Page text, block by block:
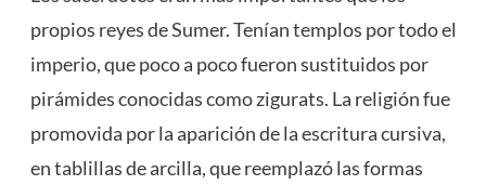
propios reyes de Sumer. Tenían templos por todo el
imperio, que poco a poco fueron sustituidos por
pirámides conocidas como zigurats. La religión fue
promovida por la aparición de la escritura cursiva,
en tablillas de arcilla, que reemplazó las formas